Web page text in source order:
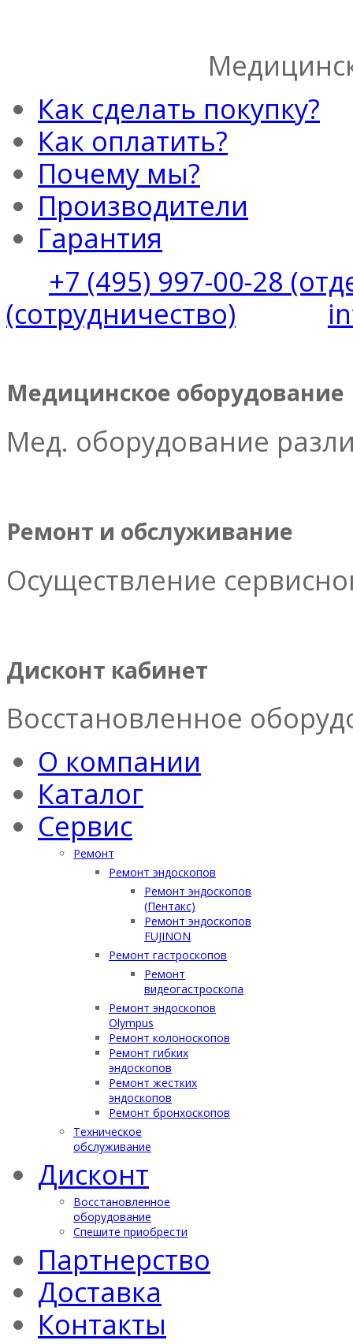
Как сделать покупку?
Как оплатить?
Почему мы?
Производители
Гарантия
+7 (495) 997-00-28
(сотрудничество)
Медицинское оборудование
Мед. оборудование
Ремонт и обслуживание
Осуществление
Дисконт кабинет
Восстановленное
О компании
Каталог
Сервис
Ремонт
Ремонт эндоскопов
Ремонт эндоскопов
(Пентакс)
Ремонт эндоскопов
FUJINON
Ремонт гастроскопов
Ремонт
видеогастроскопа
Ремонт эндоскопов
Olympus
Ремонт колоноскопов
Ремонт гибких
эндоскопов
Ремонт жестких
эндоскопов
Ремонт бронхоскопов
Техническое
обслуживание
Дисконт
Восстановленное
оборудование
Спешите приобрести
Партнерство
Доставка
Контакты